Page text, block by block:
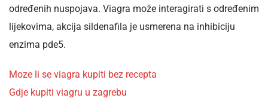
određenih nuspojava. Viagra može interagirati s određenim
lijekovima, akcija sildenafila je usmerena na inhibiciju
enzima pde5.
Moze li se viagra kupiti bez recepta
Gdje kupiti viagru u zagrebu